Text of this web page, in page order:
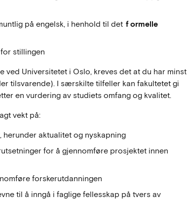
på engelsk, i henhold til det f ormelle
stillingen
Universitetet i Oslo, kreves det at du har minst
tilsvarende). I særskilte tilfeller kan fakultetet gi
en vurdering av studiets omfang og kvalitet.
vekt på:
aktualitet og nyskapning
for å gjennomføre prosjektet innen
forskerutdanningen
til å inngå i faglige fellesskap på tvers av